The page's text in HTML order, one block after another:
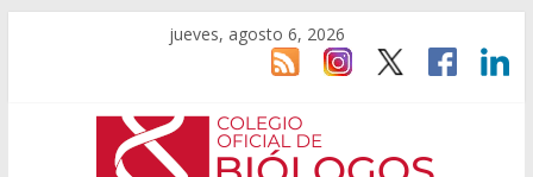
jueves, agosto 6, 2026